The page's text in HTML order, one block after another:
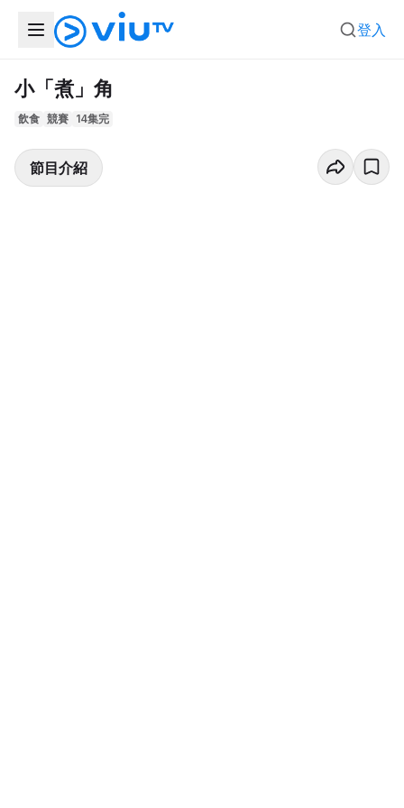
登入
小「煮」角
飲食 競賽 14集完
節目介紹